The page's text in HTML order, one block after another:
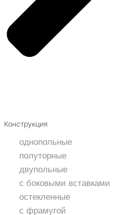
Конструкция
однопольные
полуторные
двупольные
с боковыми вставками
остекленные
с фрамугой